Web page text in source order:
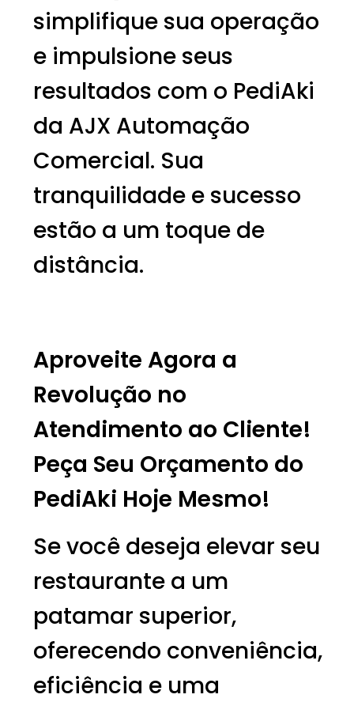
simplifique sua operação
e impulsione seus
resultados com o PediAki
da AJX Automação
Comercial. Sua
tranquilidade e sucesso
estão a um toque de
distância.
Aproveite Agora a
Revolução no
Atendimento ao Cliente!
Peça Seu Orçamento do
PediAki Hoje Mesmo!
Se você deseja elevar seu
restaurante a um
patamar superior,
oferecendo conveniência,
eficiência e uma